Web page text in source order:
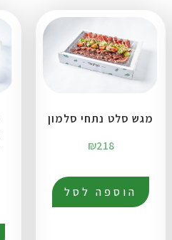
מגש סלט נתחי סלמון
₪218
הוספה לסל